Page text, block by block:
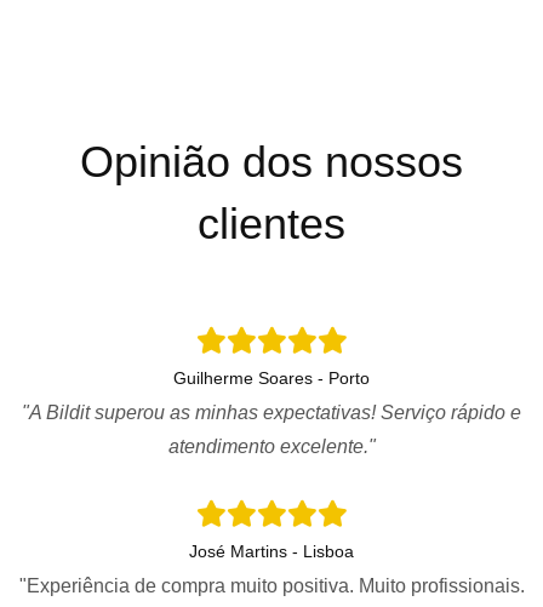
Opinião dos nossos
clientes
Guilherme Soares - Porto
"A Bildit superou as minhas expectativas! Serviço rápido e
atendimento excelente."
José Martins - Lisboa
"Experiência de compra muito positiva. Muito profissionais.